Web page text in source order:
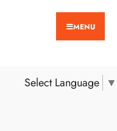
MENU
Select Language ▼